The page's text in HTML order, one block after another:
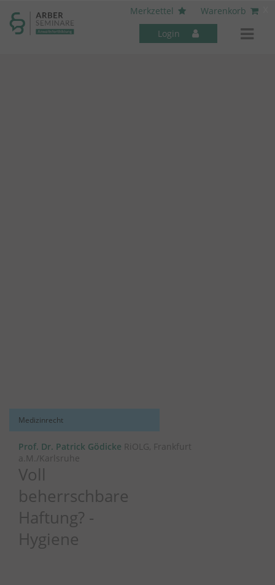
Merkzettel
Warenkorb
Login
Medizinrecht
Prof. Dr. Patrick Gödicke RiOLG, Frankfurt
a.M./Karlsruhe
Voll
beherrschbare
Haftung? -
Hygiene